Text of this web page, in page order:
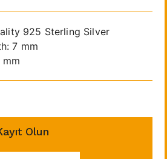
925 Sterling Silver
7 mm
Olun